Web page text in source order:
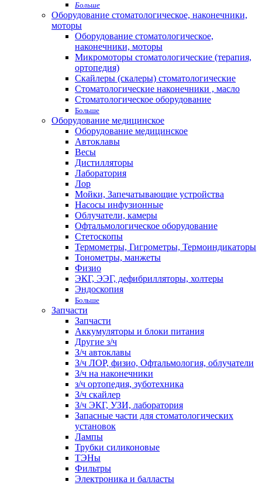
Больше
Оборудование стоматологическое, наконечники,
моторы
Оборудование стоматологическое,
наконечники, моторы
Микромоторы стоматологические (терапия,
ортопедия)
Скайлеры (скалеры) стоматологические
Стоматологические наконечники , масло
Стоматологическое оборудование
Больше
Оборудование медицинское
Оборудование медицинское
Автоклавы
Весы
Дистилляторы
Лаборатория
Лор
Мойки, Запечатывающие устройства
Насосы инфузионные
Облучатели, камеры
Офтальмологическое оборудование
Стетоскопы
Термометры, Гигрометры, Термоиндикаторы
Тонометры, манжеты
Физио
ЭКГ, ЭЭГ, дефибрилляторы, холтеры
Эндоскопия
Больше
Запчасти
Запчасти
Аккумуляторы и блоки питания
Другие з/ч
З/ч автоклавы
З/ч ЛОР, физио, Офтальмология, облучатели
З/ч на наконечники
з/ч ортопедия, зуботехника
З/ч скайлер
З/ч ЭКГ, УЗИ, лаборатория
Запасные части для стоматологических
установок
Лампы
Трубки силиконовые
ТЭНы
Фильтры
Электроника и балласты